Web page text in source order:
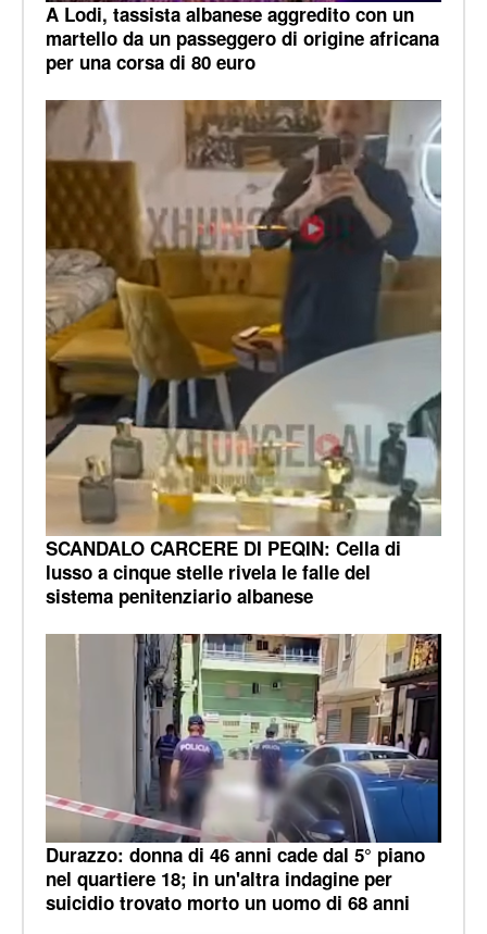
A Lodi, tassista albanese aggredito con un
martello da un passeggero di origine africana
per una corsa di 80 euro
SCANDALO CARCERE DI PEQIN: Cella di
lusso a cinque stelle rivela le falle del
sistema penitenziario albanese
Durazzo: donna di 46 anni cade dal 5° piano
nel quartiere 18; in un'altra indagine per
suicidio trovato morto un uomo di 68 anni